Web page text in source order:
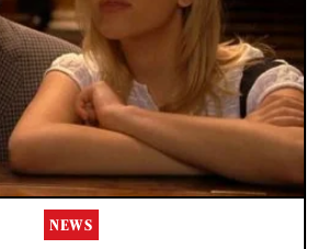
NEWS